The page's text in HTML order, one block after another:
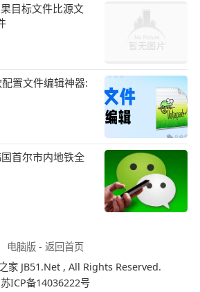
目标文件比源文
置文件编辑神器:
首尔市内地铁全
电脑版- 返回首页
家 JB51.Net , All Rights Reserved.
苏ICP备14036222号